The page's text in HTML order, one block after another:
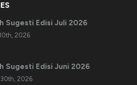
Sugesti Edisi Juli 2026
2026
Sugesti Edisi Juni 2026
2026